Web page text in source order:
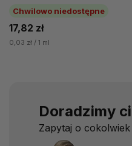
Chwilowo niedostępne
17,82 zł
0,03 zł / 1 ml
zmagających się...
Doradzimy ci
Zapytaj o cokolwiek